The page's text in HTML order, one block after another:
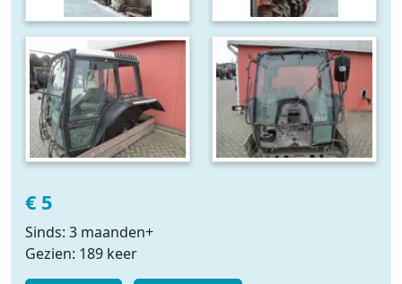
€ 5
Sinds: 3 maanden+
Gezien: 189 keer